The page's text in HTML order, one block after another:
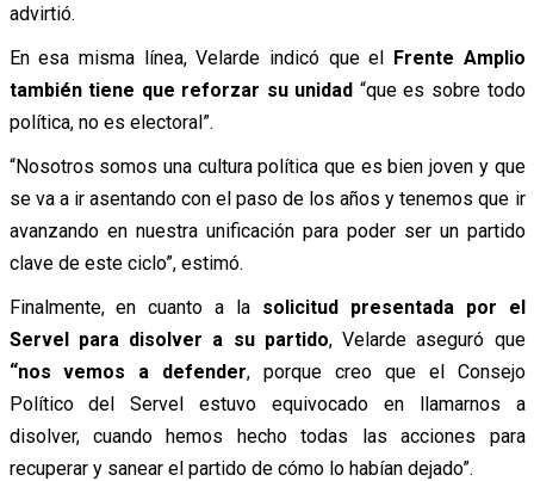
advirtió.
En esa misma línea, Velarde indicó que el Frente Amplio
también tiene que reforzar su unidad “que es sobre todo
política, no es electoral”.
“Nosotros somos una cultura política que es bien joven y que
se va a ir asentando con el paso de los años y tenemos que ir
avanzando en nuestra unificación para poder ser un partido
clave de este ciclo”, estimó.
Finalmente, en cuanto a la solicitud presentada por el
Servel para disolver a su partido, Velarde aseguró que
“nos vemos a defender, porque creo que el Consejo
Político del Servel estuvo equivocado en llamarnos a
disolver, cuando hemos hecho todas las acciones para
recuperar y sanear el partido de cómo lo habían dejado”.